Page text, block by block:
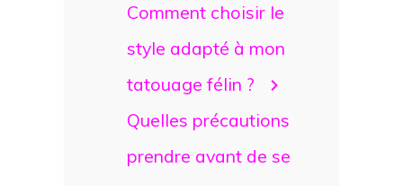
Comment choisir le
style adapté à mon
tatouage félin ?
Quelles précautions
prendre avant de se